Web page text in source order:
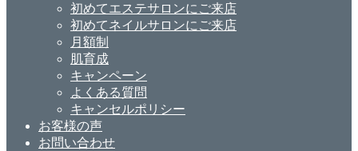
初めてエステサロンにご来店
初めてネイルサロンにご来店
月額制
肌育成
キャンペーン
よくある質問
キャンセルポリシー
お客様の声
お問い合わせ